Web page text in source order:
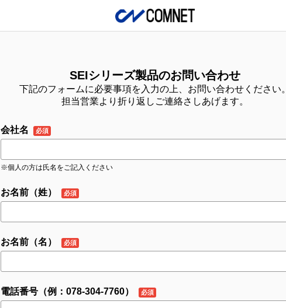
SEIシリーズ製品のお問い合わせ
下記のフォームに必要事項を入力の上、お問い合わせください
担当営業より折り返しご連絡さしあげます。
会社名
※個人の方は氏名をご記入ください
お名前（姓）
お名前（名）
電話番号（例：078-304-7760）